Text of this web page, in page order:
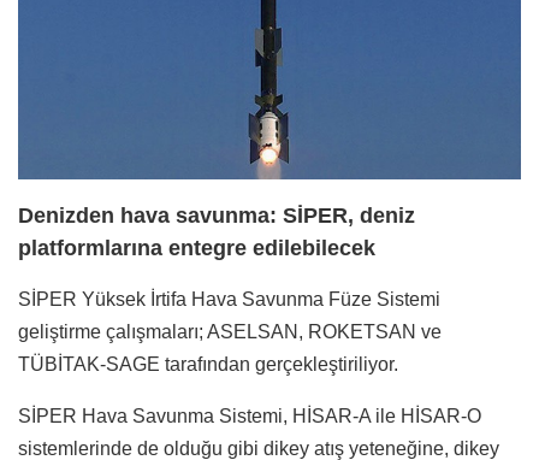
Denizden hava savunma: SİPER, deniz
platformlarına entegre edilebilecek
SİPER Yüksek İrtifa Hava Savunma Füze Sistemi
geliştirme çalışmaları; ASELSAN, ROKETSAN ve
TÜBİTAK-SAGE tarafından gerçekleştiriliyor.
SİPER Hava Savunma Sistemi, HİSAR-A ile HİSAR-O
sistemlerinde de olduğu gibi dikey atış yeteneğine, dikey